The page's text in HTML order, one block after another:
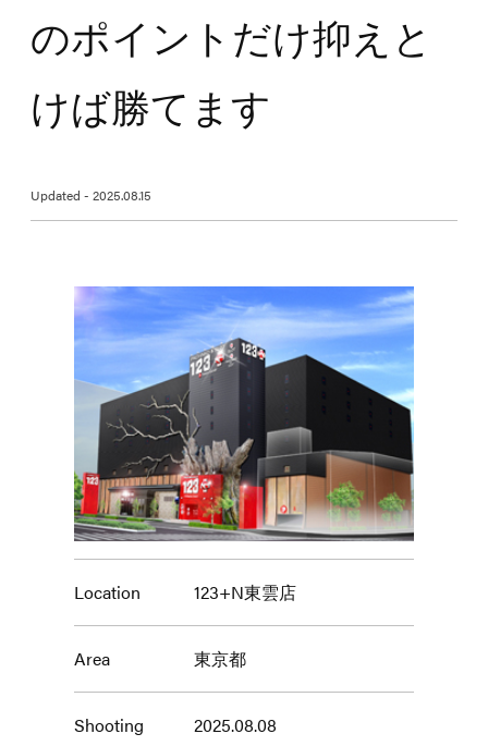
のポイントだけ抑えと
けば勝てます
Updated - 2025.08.15
Location 123+N東雲店
Area 東京都
Shooting 2025.08.08